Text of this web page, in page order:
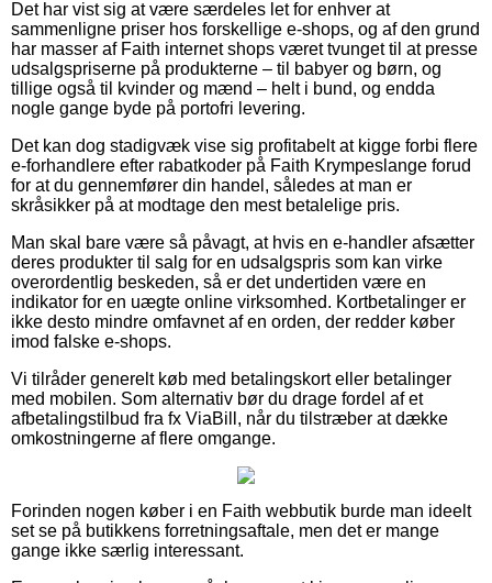
Det har vist sig at være særdeles let for enhver at
sammenligne priser hos forskellige e-shops, og af den grund
har masser af Faith internet shops været tvunget til at presse
udsalgspriserne på produkterne – til babyer og børn, og
tillige også til kvinder og mænd – helt i bund, og endda
nogle gange byde på portofri levering.
Det kan dog stadigvæk vise sig profitabelt at kigge forbi flere
e-forhandlere efter rabatkoder på Faith Krympeslange forud
for at du gennemfører din handel, således at man er
skråsikker på at modtage den mest betalelige pris.
Man skal bare være så påvagt, at hvis en e-handler afsætter
deres produkter til salg for en udsalgspris som kan virke
overordentlig beskeden, så er det undertiden være en
indikator for en uægte online virksomhed. Kortbetalinger er
ikke desto mindre omfavnet af en orden, der redder køber
imod falske e-shops.
Vi tilråder generelt køb med betalingskort eller betalinger
med mobilen. Som alternativ bør du drage fordel af et
afbetalingstilbud fra fx ViaBill, når du tilstræber at dække
omkostningerne af flere omgange.
Forinden nogen køber i en Faith webbutik burde man ideelt
set se på butikkens forretningsaftale, men det er mange
gange ikke særlig interessant.